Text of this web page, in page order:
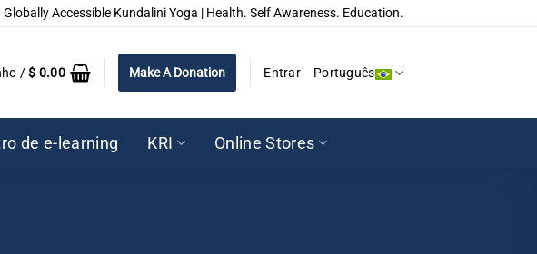
Globally Accessible Kundalini Yoga | Health. Self Awareness. Education.
/$ 0.00 Make A Donation Entrar Português
de e-learning KRI Online Stores